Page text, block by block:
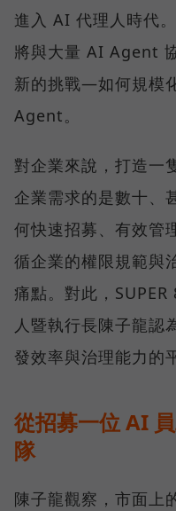
進入 AI 代理人時代
將與大量 AI Agent
新的挑戰—如何規模
Agent。
對企業來說，打造
企業需求的是數十、
何快速招募、有效管
循企業的權限規範與
痛點。對此，
人暨執行長陳子龍認
發效率與治理能力的
從招募一位 AI
隊
陳子龍觀察，市面